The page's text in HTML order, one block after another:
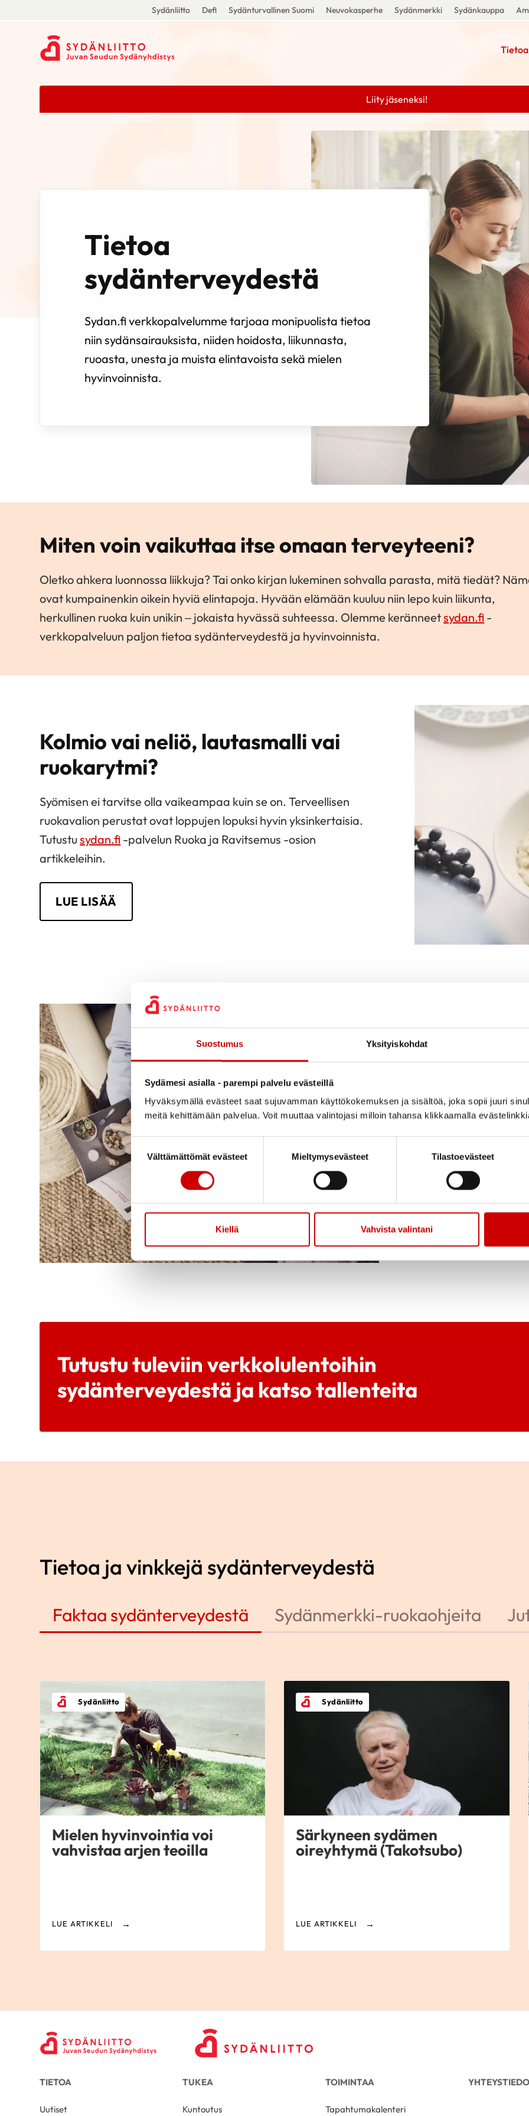
Suostumus Yksityiskohdat
Sydämesi asialla - parempi palvelu evästeillä
Hyväksymällä evästeet saat sujuvamman käyttökokemuksen ja sisältöä, joka sopii juuri
meitä kehittämään palvelua. Voit muuttaa valintojasi milloin tahansa klikkaamalla
Suostumuksen valinta
Välttämättömät evästeet
Mieltymysevästeet Tilastoevästeet
Kiellä Vahvista valintani
Sydänliitto Defi Sydänturvallinen Suomi Neuvokasperhe Sydänmerkki Sydänkauppa
Tietoa
Liity jäseneksi!
Tietoa
sydänterveydestä
Sydan.fi verkkopalvelumme tarjoaa monipuolista tietoa
niin sydänsairauksista, niiden hoidosta, liikunnasta,
ruoasta, unesta ja muista elintavoista sekä mielen
hyvinvoinnista.
Miten voin vaikuttaa itse omaan terveyteeni?
Oletko ahkera luonnossa liikkuja? Tai onko kirjan lukeminen sohvalla parasta, mitä tiedät?
ovat kumpainenkin oikein hyviä elintapoja. Hyvään elämään kuuluu niin lepo kuin liikunta,
herkullinen ruoka kuin unikin – jokaista hyvässä suhteessa. Olemme keränneetsydan.fi -
verkkopalveluun paljon tietoa sydänterveydestä ja hyvinvoinnista.
Kolmio vai neliö, lautasmalli vai
ruokarytmi?
Syömisen ei tarvitse olla vaikeampaa kuin se on. Terveellisen
ruokavalion perustat ovat loppujen lopuksi hyvin yksinkertaisia.
Tutustusydan.fi -palvelun Ruoka ja Ravitsemus -osion
artikkeleihin.
LUE LISÄÄ
Tietoa
ja
Etsitkö tietoa
palvelun
tekemiä fakta-
myös
tarinoita elämästä
LUE LISÄÄ
Tutustu tuleviin verkkolulentoihin
sydänterveydestä ja katso tallenteita
Tietoa ja vinkkejä sydänterveydestä
Faktaa sydänterveydestä Sydänmerkki-ruokaohjeita
Sydänliitto
Mielen hyvinvointia voi
vahvistaa arjen teoilla
LUE ARTIKKELI
Sydänliitto
Särkyneen sydämen
oireyhtymä (Takotsubo)
LUE ARTIKKELI
TIETOA
Uutiset
TUKEA
Kuntoutus
TOIMINTAA
Tapahtumakalenteri